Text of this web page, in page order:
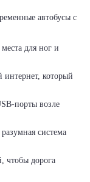
автобусы с
для ног и
который
порты возле
система
чтобы дорога